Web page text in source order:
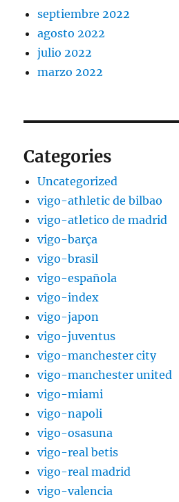
septiembre 2022
agosto 2022
julio 2022
marzo 2022
Categories
Uncategorized
vigo-athletic de bilbao
vigo-atletico de madrid
vigo-barça
vigo-brasil
vigo-española
vigo-index
vigo-japon
vigo-juventus
vigo-manchester city
vigo-manchester united
vigo-miami
vigo-napoli
vigo-osasuna
vigo-real betis
vigo-real madrid
vigo-valencia